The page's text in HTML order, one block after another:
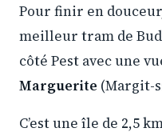
Pour finir en
meilleur tram de
côté Pest avec une
Marguerite (Margit-
C’est une île de 2,5